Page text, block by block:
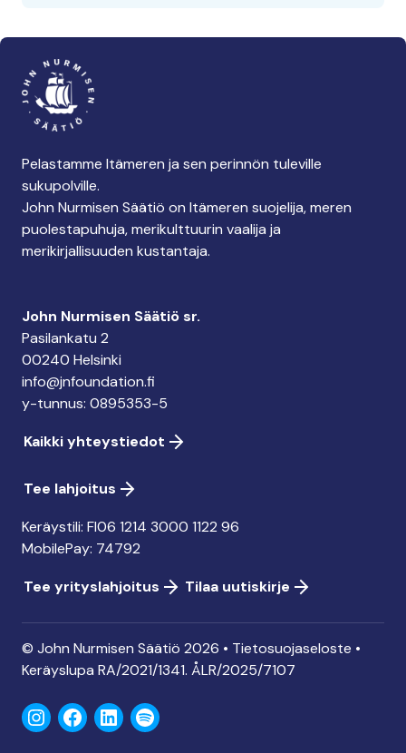
Pelastamme Itämeren ja sen perinnön tuleville
sukupolville.
John Nurmisen Säätiö on Itämeren suojelija, meren
puolestapuhuja, merikulttuurin vaalija ja
merikirjallisuuden kustantaja.
John Nurmisen Säätiö sr.
Pasilankatu 2
00240 Helsinki
info@jnfoundation.fi
y-tunnus: 0895353-5
Kaikki yhteystiedot
Tee lahjoitus
Keräystili: FI06 1214 3000 1122 96
MobilePay: 74792
Tee yrityslahjoitus
Tilaa uutiskirje
© John Nurmisen Säätiö 2026 • Tietosuojaseloste •
Keräyslupa RA/2021/1341. ÅLR/2025/7107
InstagramFacebook
LinkedInSpotify